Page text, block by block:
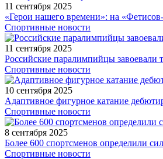
11 сентября 2025
«Герои нашего времени»: на
Спортивные новости
11 сентября 2025
Российские паралимпийцы завоевали
Спортивные новости
10 сентября 2025
Адаптивное фигурное катание
Спортивные новости
8 сентября 2025
Более 600 спортсменов определили
Спортивные новости